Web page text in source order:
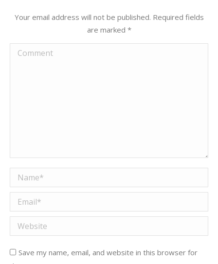
Your email address will not be published. Required fields
are marked *
Comment
Name *
Email *
Website
Save my name, email, and website in this browser for